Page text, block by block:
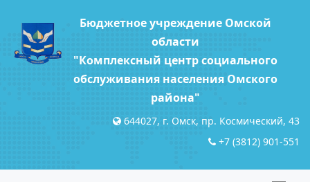
Бюджетное учреждение Омской
области
"Комплексный центр социального
обслуживания населения Омского
района"
644027, г. Омск, пр. Космический, 43
+7 (3812) 901-551